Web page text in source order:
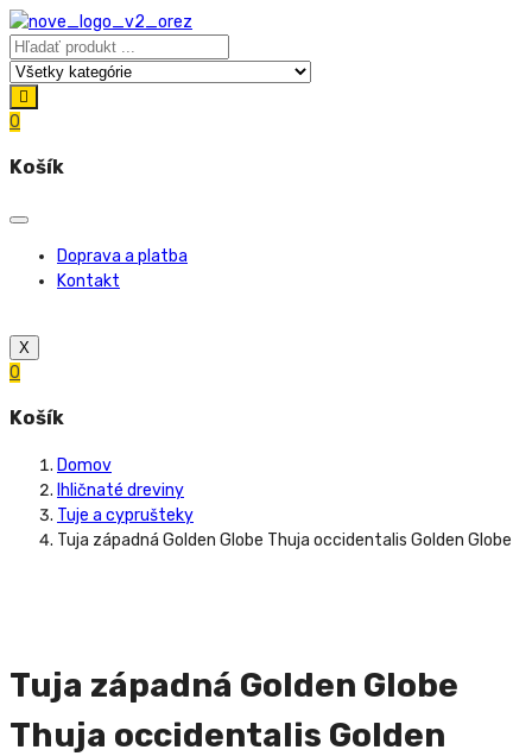
0
Košík
Doprava a platba
Kontakt
X
0
Košík
Domov
Ihličnaté dreviny
Tuje a cyprušteky
Tuja západná Golden Globe Thuja occidentalis Golden Globe
Tuja západná Golden Globe
Thuja occidentalis Golden